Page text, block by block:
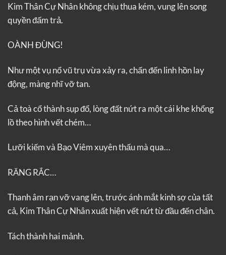
Kim Thân Cự Nhân không chịu thua kém, vung lên song
quyền đấm trả.
OÀNH ĐÙNG!
Như một vụ nổ vũ trụ vừa xảy ra, chấn đến linh hồn lay
động, màng nhĩ vỡ tan.
Cả toà cổ thành sụp đổ, lòng đất nứt ra một cái khe khổng
lồ theo hình vết chém…
Lưỡi kiếm và Bạo Viêm xuyên thấu mà qua…
RĂNG RẮC…
Thanh âm rạn vỡ vang lên, trước ánh mắt kinh sợ của tất
cả, Kim Thân Cự Nhân xuất hiện vết nứt từ đầu đến chân.
Tách thành hai mảnh.